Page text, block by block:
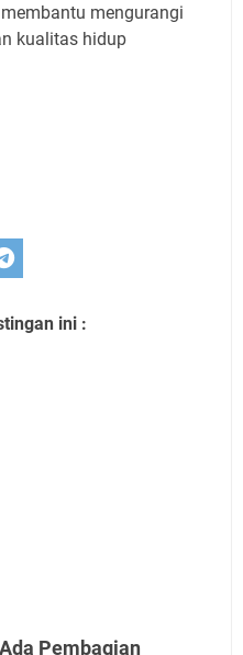
mengurangi
kualitas hidup
ini :
Pembagian